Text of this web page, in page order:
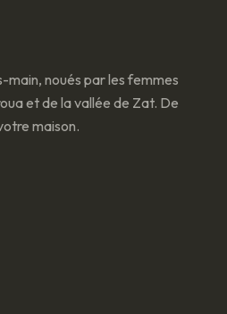
noués par les femmes
et de la vallée de Zat. De
maison.